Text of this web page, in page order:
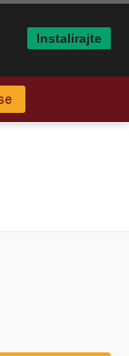
Instalirajte